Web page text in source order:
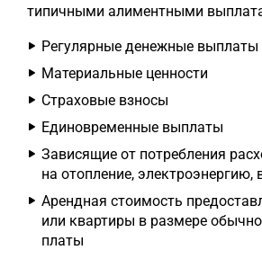
типичными алиментными
Регулярные денежные выплаты
Материальные ценности
Страховые взносы
Единовременные выплаты
Зависящие от потребления
на отопление, электроэнергию,
Арендная стоимость
или квартиры в размере
платы